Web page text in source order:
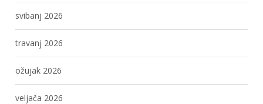
svibanj 2026
travanj 2026
ožujak 2026
veljača 2026